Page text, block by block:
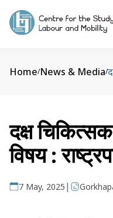
Home/News & Media/
दक्ष
विषय :
7 May, 2025 |